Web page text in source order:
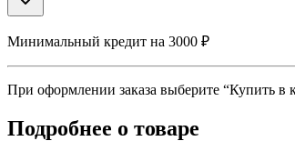
Минимальный кредит на 3000 ₽
При оформлении заказа выберите “Купить в
Подробнее о товаре